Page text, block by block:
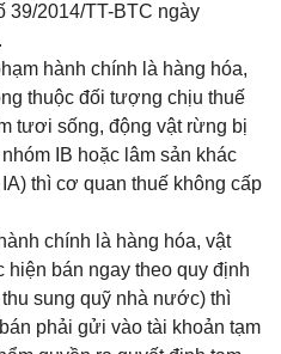
39/2014/TT-BTC ngày
hành chính là hàng hóa,
thuộc đối tượng chịu thuế
tươi sống, động vật rừng bị
IB hoặc lâm sản khác
thì cơ quan thuế không cấp
chính là hàng hóa, vật
bán ngay theo quy định
sung quỹ nhà nước) thì
phải gửi vào tài khoản tạm